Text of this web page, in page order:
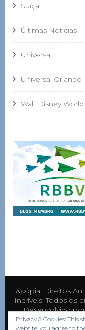
Suíça
Últimas Notícias
Universal
Universal Orlando
Walt Disney
&cópia; Direitos
Incríveis. Todos os
| Desenvolvido por
Privacy & Cookies: This
website, you agree to